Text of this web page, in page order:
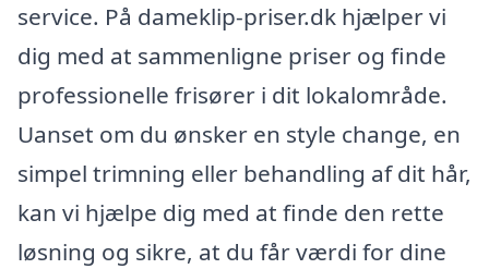
service. På dameklip-priser.dk hjælper vi
dig med at sammenligne priser og finde
professionelle frisører i dit lokalområde.
Uanset om du ønsker en style change, en
simpel trimning eller behandling af dit hår,
kan vi hjælpe dig med at finde den rette
løsning og sikre, at du får værdi for dine